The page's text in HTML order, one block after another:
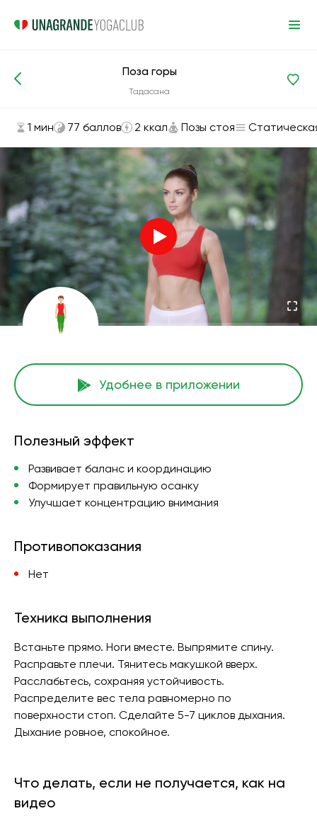
Асаны и упражнения
Поза горы
Тадасана
1 мин 77 баллов 2 ккал Позы стоя
Удобнее в приложении
Полезный эффект
Развивает баланс и координацию
Формирует правильную осанку
Улучшает концентрацию внимания
Противопоказания
Нет
Техника выполнения
Встаньте прямо. Ноги вместе. Выпрямите спину.
Расправьте плечи. Тянитесь макушкой вверх.
Расслабьтесь, сохраняя устойчивость.
Распределите вес тела равномерно по
поверхности стоп. Сделайте 5-7 циклов дыхания.
Дыхание ровное, спокойное.
Что делать, если не получается, как на
видео